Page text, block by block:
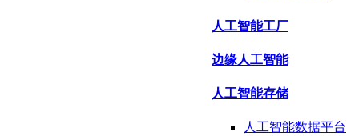
人工智能工厂
边缘人工智能
人工智能存储
人工智能数据平台